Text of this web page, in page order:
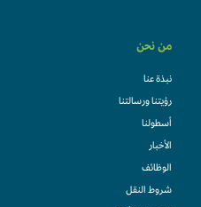
من نحن
نبذة عنا
رؤيتنا ورسالتنا
أسطولنا
الأخبار
الوظائف
شروط النقل